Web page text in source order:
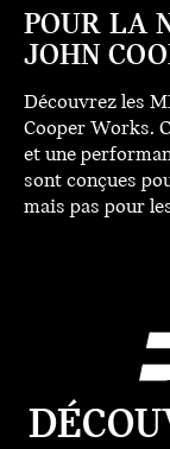
POUR LA
JOHN
Découvrez les
Cooper Works.
et une
sont conçues
mais pas pour